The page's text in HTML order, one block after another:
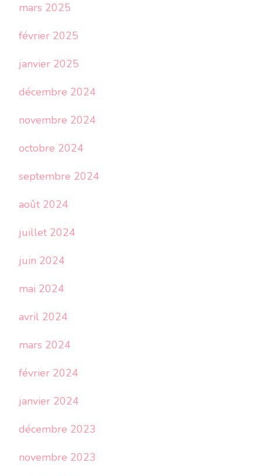
mars 2025
février 2025
janvier 2025
décembre 2024
novembre 2024
octobre 2024
septembre 2024
août 2024
juillet 2024
juin 2024
mai 2024
avril 2024
mars 2024
février 2024
janvier 2024
décembre 2023
novembre 2023